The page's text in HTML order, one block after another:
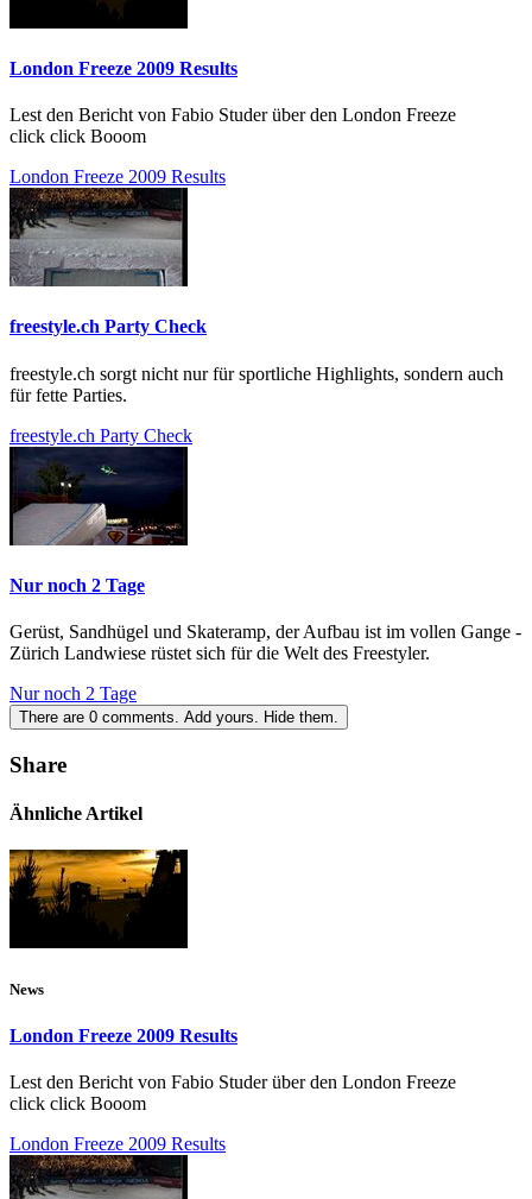
London Freeze 2009 Results
Lest den Bericht von Fabio Studer über den London Freeze
click click Booom
London Freeze 2009 Results
freestyle.ch Party Check
freestyle.ch sorgt nicht nur für sportliche Highlights, sondern auch
für fette Parties.
freestyle.ch Party Check
Nur noch 2 Tage
Gerüst, Sandhügel und Skateramp, der Aufbau ist im vollen Gange -
Zürich Landwiese rüstet sich für die Welt des Freestyler.
Nur noch 2 Tage
There are 0 comments. Add yours. Hide them.
Share
Ähnliche Artikel
News
London Freeze 2009 Results
Lest den Bericht von Fabio Studer über den London Freeze
click click Booom
London Freeze 2009 Results